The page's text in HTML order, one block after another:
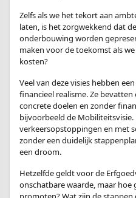
Zelfs als we het tekort aan
laten, is het zorgwekkend dat
onderbouwing worden
maken voor de toekomst als
kosten?
Veel van deze visies hebben
financieel realisme. Ze
concrete doelen en zonder
bijvoorbeeld de
verkeersopstoppingen en met
zonder een duidelijk
een droom.
Hetzelfde geldt voor de
onschatbare waarde, maar hoe